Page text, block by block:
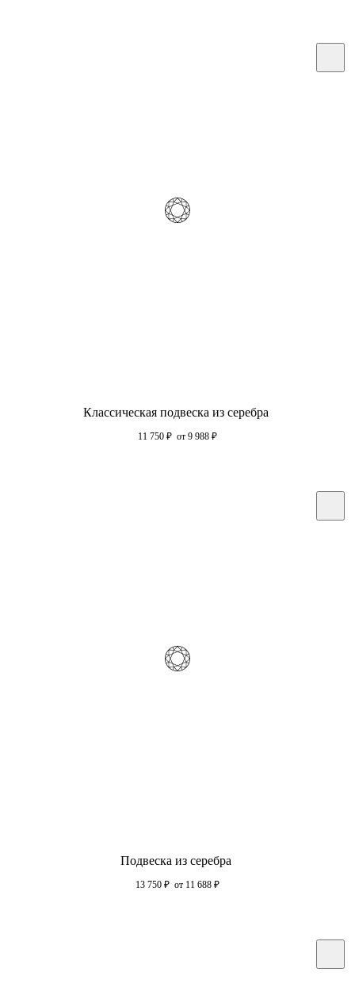
Классическая подвеска из серебра
11 750 ₽ от 9 988 ₽
Подвеска из серебра
13 750 ₽ от 11 688 ₽